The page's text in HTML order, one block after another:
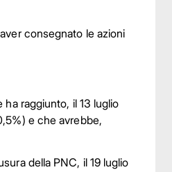
consegnato le azioni
raggiunto, il 13 luglio
e che avrebbe,
della PNC, il 19 luglio